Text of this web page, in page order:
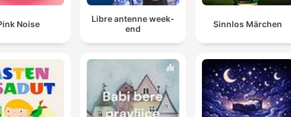
Noise
Libre antenne week-
end
Sinnlos Märchen